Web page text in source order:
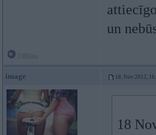
un
image 18. Nov 2012,
18